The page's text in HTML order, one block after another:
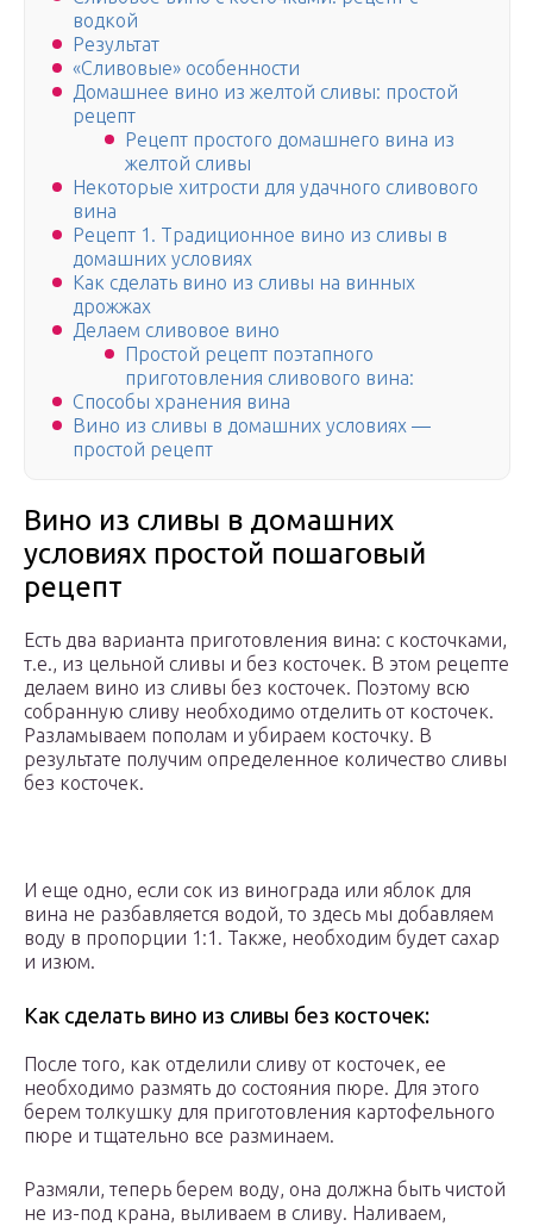
водкой
Результат
«Сливовые» особенности
Домашнее вино из желтой сливы: простой
рецепт
Рецепт простого домашнего вина из
желтой сливы
Некоторые хитрости для удачного сливового
вина
Рецепт 1. Традиционное вино из сливы в
домашних условиях
Как сделать вино из сливы на винных
дрожжах
Делаем сливовое вино
Простой рецепт поэтапного
приготовления сливового вина:
Способы хранения вина
Вино из сливы в домашних условиях —
простой рецепт
Вино из сливы в домашних
условиях простой пошаговый
рецепт
Есть два варианта приготовления вина: с косточками,
т.е., из цельной сливы и без косточек. В этом рецепте
делаем вино из сливы без косточек. Поэтому всю
собранную сливу необходимо отделить от косточек.
Разламываем пополам и убираем косточку. В
результате получим определенное количество сливы
без косточек.
И еще одно, если сок из винограда или яблок для
вина не разбавляется водой, то здесь мы добавляем
воду в пропорции 1:1. Также, необходим будет сахар
и изюм.
Как сделать вино из сливы без косточек:
После того, как отделили сливу от косточек, ее
необходимо размять до состояния пюре. Для этого
берем толкушку для приготовления картофельного
пюре и тщательно все разминаем.
Размяли, теперь берем воду, она должна быть чистой
не из-под крана, выливаем в сливу. Наливаем,